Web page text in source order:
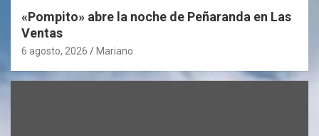
«Pompito» abre la noche de Peñaranda en Las
Ventas
6 agosto, 2026 Mariano